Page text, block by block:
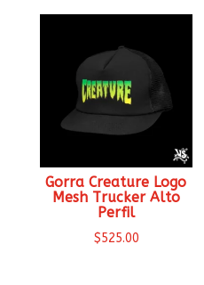
Gorra Creature Logo
Mesh Trucker Alto
Perfil
$525.00